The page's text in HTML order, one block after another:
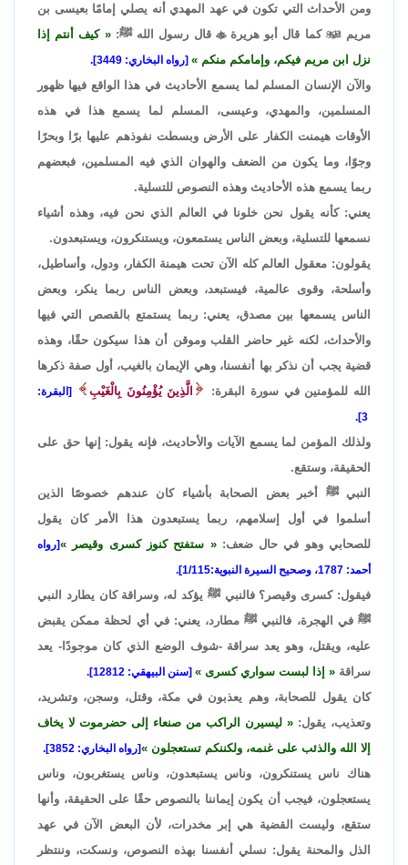
ومن الأحداث التي تكون في عهد المهدي أنه يصلي إمامًا بعيسى بن
مريم كما قال أبو هريرة قال رسول الله ﷺ:
كيف أنتم إذا
نزل ابن مريم فيكم، وإمامكم منكم
[رواه البخاري: 3449].
والآن الإنسان المسلم لما يسمع الأحاديث في هذا الواقع فيها ظهور
المسلمين، والمهدي، وعيسى، المسلم لما يسمع هذا في هذه
الأوقات هيمنت الكفار على الأرض وبسطت نفوذهم عليها برًا وبحرًا
وجوًا، وما يكون من الضعف والهوان الذي فيه المسلمين، فبعضهم
ربما يسمع هذه الأحاديث وهذه النصوص للتسلية.
يعني: كأنه يقول نحن خلونا في العالم الذي نحن فيه، وهذه أشياء
نسمعها للتسلية، وبعض الناس يستمعون، ويستنكرون، ويستبعدون.
يقولون: معقول العالم كله الآن تحت هيمنة الكفار، ودول، وأساطيل،
وأسلحة، وقوى عالمية، فيستبعد، وبعض الناس ربما ينكر، وبعض
الناس يسمعها بين مصدق، يعني: ربما يستمتع بالقصص التي فيها
والأحداث، لكنه غير حاضر القلب وموقن أن هذا سيكون حقًا، وهذه
قضية يجب أن نذكر بها أنفسنا، وهي الإيمان بالغيب، أول صفة ذكرها
الله للمؤمنين في سورة البقرة:
الَّذِينَ يُؤْمِنُونَ بِالْغَيْبِ
[البقرة:
ولذلك المؤمن لما يسمع الآيات والأحاديث، فإنه يقول: إنها حق على
الحقيقة، وستقع.
النبي ﷺ أخبر بعض الصحابة بأشياء كان عندهم خصوصًا الذين
أسلموا في أول إسلامهم، ربما يستبعدون هذا الأمر كان يقول
للصحابي وهو في حال ضعف:
ستفتح كنوز كسرى وقيصر
[رواه
أحمد: 1787، وصحيح السيرة النبوية:1/115].
فيقول: كسرى وقيصر؟ فالنبي ﷺ يؤكد له، وسراقة كان يطارد النبي
ﷺ في الهجرة، فالنبي ﷺ مطارد، يعني: في أي لحظة ممكن يقبض
عليه، ويقتل، وهو يعد سراقة -شوف الوضع الذي كان موجودًا- يعد
سراقة
إذا لبست سواري كسرى [سنن البيهقي: 12812].
كان يقول للصحابة، وهم يعذبون في مكة، وقتل، وسجن، وتشريد،
وتعذيب، يقول:
ليسيرن الراكب من صنعاء إلى حضرموت لا يخاف
إلا الله والذئب على غنمه، ولكننكم تستعجلون
[رواه البخاري: 3852].
هناك ناس يستنكرون، وناس يستبعدون، وناس يستغربون، وناس
يستعجلون، فيجب أن يكون إيماننا بالنصوص حقًا على الحقيقة، وأنها
ستقع، وليست القضية هي إبر مخدرات، لأن البعض الآن في عهد
الذل والمحنة يقول: نسلي أنفسنا بهذه النصوص، ونسكت، وننتظر